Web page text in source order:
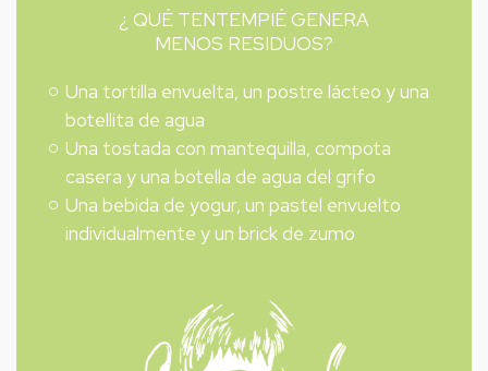
¿ QUÉ TENTEMPIÉ GENERA
MENOS RESIDUOS?
Una tortilla envuelta, un postre lácteo y una
botellita de agua
Una tostada con mantequilla, compota
casera y una botella de agua del grifo
Una bebida de yogur, un pastel envuelto
individualmente y un brick de zumo